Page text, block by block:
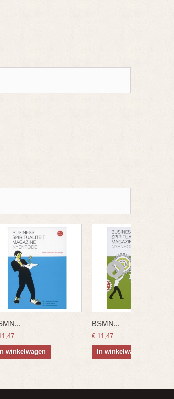
In winkelwagen
BSMN...
€ 11,47
In winkelwagen